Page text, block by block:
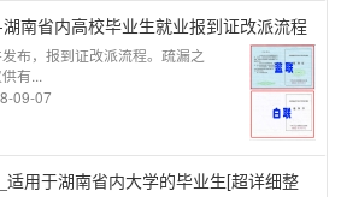
南省内高校毕业生就业报到证改派流程
布，报到证改派流程。疏漏之
有...
09-07
用于湖南省内大学的毕业生[超详细整